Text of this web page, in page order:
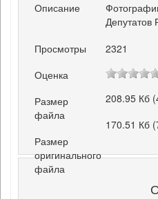
Описание
Просмотры
2321
Оценка
Размер
файла
208.95 Кб
Размер
оригинального
файла
170.51 Кб